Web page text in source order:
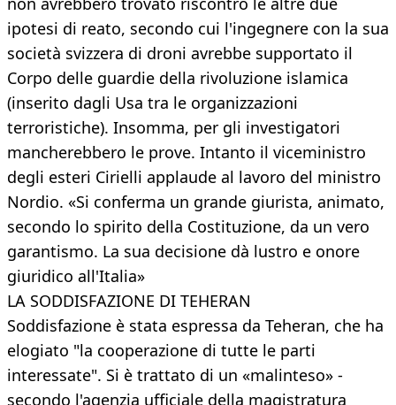
ipotesi di reato, secondo cui l'ingegnere con la sua
società svizzera di droni avrebbe supportato il
Corpo delle guardie della rivoluzione islamica
(inserito dagli Usa tra le organizzazioni
terroristiche). Insomma, per gli investigatori
mancherebbero le prove. Intanto il viceministro
degli esteri Cirielli applaude al lavoro del ministro
Nordio. «Si conferma un grande giurista, animato,
secondo lo spirito della Costituzione, da un vero
garantismo. La sua decisione dà lustro e onore
giuridico all'Italia»
LA SODDISFAZIONE DI TEHERAN
Soddisfazione è stata espressa da Teheran, che ha
elogiato "la cooperazione di tutte le parti
interessate". Si è trattato di un «malinteso» -
secondo l'agenzia ufficiale della magistratura